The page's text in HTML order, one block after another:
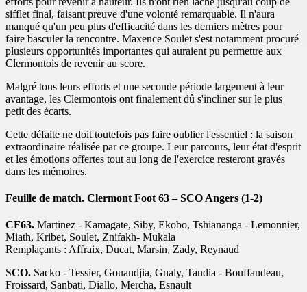
sifflet final, faisant preuve d'une volonté remarquable. Il n'aura
manqué qu'un peu plus d'efficacité dans les derniers mètres pour
faire basculer la rencontre. Maxence Soulet s'est notamment procuré
plusieurs opportunités importantes qui auraient pu permettre aux
Clermontois de revenir au score.
Malgré tous leurs efforts et une seconde période largement à leur
avantage, les Clermontois ont finalement dû s'incliner sur le plus
petit des écarts.
Cette défaite ne doit toutefois pas faire oublier l'essentiel : la saison
extraordinaire réalisée par ce groupe. Leur parcours, leur état d'esprit
et les émotions offertes tout au long de l'exercice resteront gravés
dans les mémoires.
Feuille de match. Clermont Foot 63 – SCO Angers (1-2)
CF63. Martinez - Kamagate, Siby, Ekobo, Tshiananga - Lemonnier,
Miath, Kribet, Soulet, Znifakh- Mukala
Remplaçants : Affraix, Ducat, Marsin, Zady, Reynaud
SCO. Sacko - Tessier, Gouandjia, Gnaly, Tandia - Bouffandeau,
Froissard, Sanbati, Diallo, Mercha, Esnault